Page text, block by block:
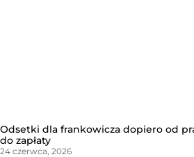
Odsetki dla frankowicza dopiero od
do zapłaty
24 czerwca, 2026